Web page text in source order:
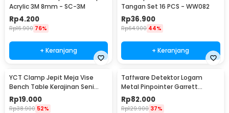
Acrylic 3M 8mm - SC-3M
Rp4.200
Rp16.900 76%
+ Keranjang
Tangan Set 16 PCS - WW082
Rp36.900
Rp64.900 44%
+ Keranjang
YCT Clamp Jepit Meja Vise
Bench Table Kerajinan Seni
Perhiasan 25mm - QST
Rp19.000
Rp38.900 52%
Taffware Detektor Logam
Metal Pinpointer Garrett
Waterproof - 1166000
Rp82.000
Rp129.900 37%